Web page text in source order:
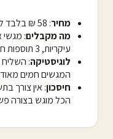
מחיר: 58 ₪ בלבד למנה.
מה מקבלים
עיקריות, 3 תוספות חמות ו-7 סלטים לבחירה.
לוגיסטיקה:
המגשים חמים
חיסכון: אין צורך
הכל מוגש בצורה